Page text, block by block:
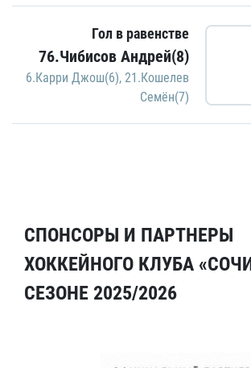
Гол в равенстве
76.Чибисов Андрей(8)
6.Карри Джош(6), 21.Кошелев
Семён(7)
СПОНСОРЫ И ПАРТНЕРЫ
ХОККЕЙНОГО КЛУБА
СЕЗОНЕ 2025/2026